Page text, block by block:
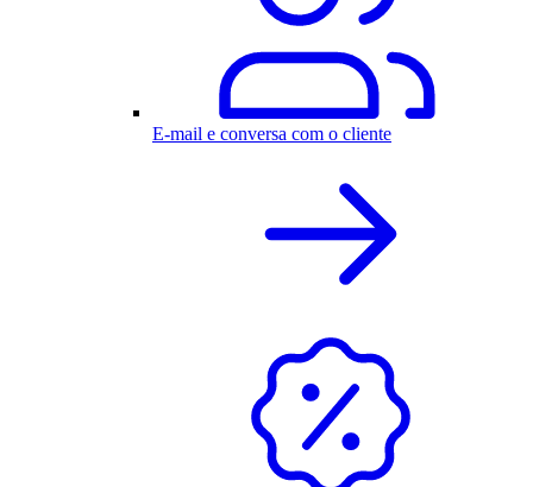
E-mail e conversa com o cliente